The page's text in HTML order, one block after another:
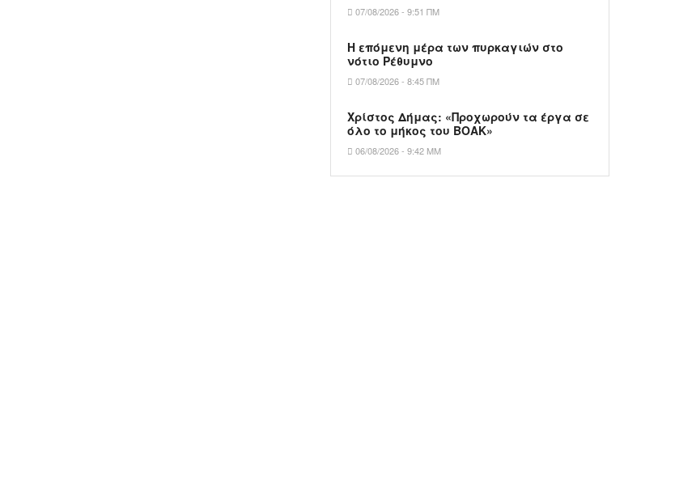
07/08/2026 - 9:51 ΠΜ
Η επόμενη μέρα των πυρκαγιών στο
νότιο Ρέθυμνο
07/08/2026 - 8:45 ΠΜ
Χρίστος Δήμας: «Προχωρούν τα έργα σε
όλο το μήκος του ΒΟΑΚ»
06/08/2026 - 9:42 ΜΜ